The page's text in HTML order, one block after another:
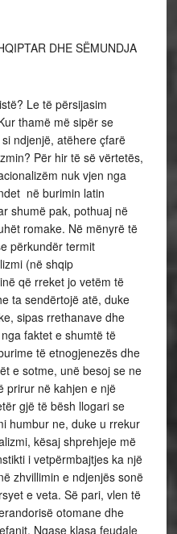
DHE SËMUNDJA
Le të përsijasim
thamë më sipër se
ndjenjë, atëhere çfarë
Për hir të së vërtetës,
nuk vjen nga
në burimin latin
shumë pak, pothuaj në
romake. Në mënyrë të
përkundër termit
(në shqip
që rreket jo vetëm të
ta sendërtojë atë, duke
sipas rrethanave dhe
faktet e shumtë të
të etnogjenezës dhe
e sotme, unë besoj se ne
prirur në kahjen e një
gjë të bësh llogari se
humbur ne, duke u rrekur
kësaj shprehjeje më
i vetpërmbajtjes ka një
zhvillimin e ndjenjës sonë
e veta. Së pari, vlen të
otomane dhe
Ngase klasa feudale